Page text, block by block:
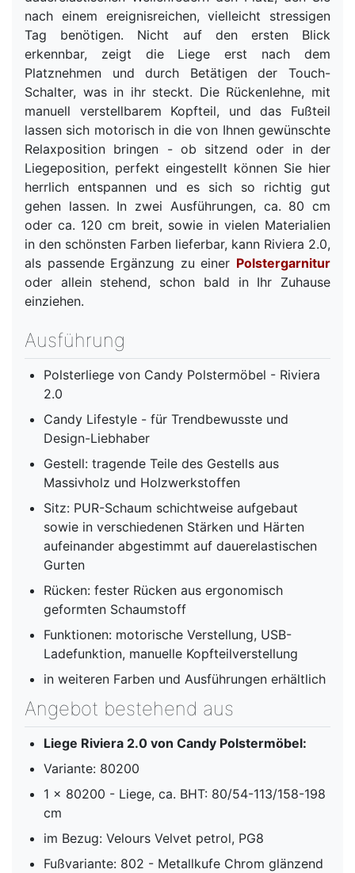
nach einem ereignisreichen, vielleicht stressigen
Tag benötigen. Nicht auf den ersten Blick
erkennbar, zeigt die Liege erst nach dem
Platznehmen und durch Betätigen der Touch-
Schalter, was in ihr steckt. Die Rückenlehne, mit
manuell verstellbarem Kopfteil, und das Fußteil
lassen sich motorisch in die von Ihnen gewünschte
Relaxposition bringen - ob sitzend oder in der
Liegeposition, perfekt eingestellt können Sie hier
herrlich entspannen und es sich so richtig gut
gehen lassen. In zwei Ausführungen, ca. 80 cm
oder ca. 120 cm breit, sowie in vielen Materialien
in den schönsten Farben lieferbar, kann Riviera 2.0,
als passende Ergänzung zu einer Polstergarnitur
oder allein stehend, schon bald in Ihr Zuhause
einziehen.
Ausführung
Polsterliege von Candy Polstermöbel - Riviera
2.0
Candy Lifestyle - für Trendbewusste und
Design-Liebhaber
Gestell: tragende Teile des Gestells aus
Massivholz und Holzwerkstoffen
Sitz: PUR-Schaum schichtweise aufgebaut
sowie in verschiedenen Stärken und Härten
aufeinander abgestimmt auf dauerelastischen
Gurten
Rücken: fester Rücken aus ergonomisch
geformten Schaumstoff
Funktionen: motorische Verstellung, USB-
Ladefunktion, manuelle Kopfteilverstellung
in weiteren Farben und Ausführungen erhältlich
Angebot bestehend aus
Liege Riviera 2.0 von Candy Polstermöbel:
Variante: 80200
1 x 80200 - Liege, ca. BHT: 80/54-113/158-198
cm
im Bezug: Velours Velvet petrol, PG8
Fußvariante: 802 - Metallkufe Chrom glänzend